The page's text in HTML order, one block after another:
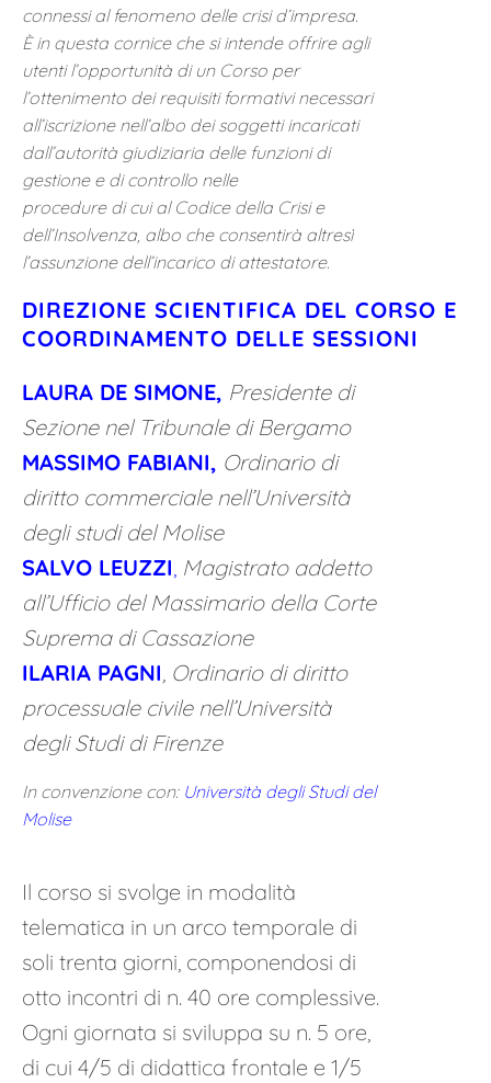
connessi al fenomeno delle crisi d’impresa.
È in questa cornice che si intende offrire agli
utenti l’opportunità di un Corso per
l’ottenimento dei requisiti formativi necessari
all’iscrizione nell’albo dei soggetti incaricati
dall’autorità giudiziaria delle funzioni di
gestione e di controllo nelle
procedure di cui al Codice della Crisi e
dell’Insolvenza, albo che consentirà altresì
l’assunzione dell’incarico di attestatore.
DIREZIONE SCIENTIFICA DEL CORSO E
COORDINAMENTO DELLE SESSIONI
LAURA DE SIMONE, Presidente di
Sezione nel Tribunale di Bergamo
MASSIMO FABIANI, Ordinario di
diritto commerciale nell’Università
degli studi del Molise
SALVO LEUZZI, Magistrato addetto
all’Ufficio del Massimario della Corte
Suprema di Cassazione
ILARIA PAGNI, Ordinario di diritto
processuale civile nell’Università
degli Studi di Firenze
In convenzione con: Università degli Studi del
Molise
Il corso si svolge in modalità
telematica in un arco temporale di
soli trenta giorni, componendosi di
otto incontri di n. 40 ore complessive.
Ogni giornata si sviluppa su n. 5 ore,
di cui 4/5 di didattica frontale e 1/5